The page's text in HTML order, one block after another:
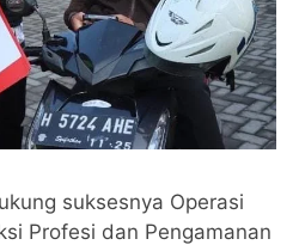
suksesnya Operasi
Profesi dan Pengamanan